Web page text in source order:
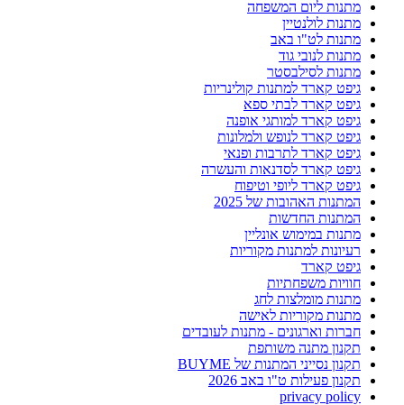
מתנות ליום המשפחה
מתנות לולנטיין
מתנות לט"ו באב
מתנות לנובי גוד
מתנות לסילבסטר
גיפט קארד למתנות קולינריות
גיפט קארד לבתי ספא
גיפט קארד למותגי אופנה
גיפט קארד לנופש ולמלונות
גיפט קארד לתרבות ופנאי
גיפט קארד לסדנאות והעשרה
גיפט קארד ליופי וטיפוח
המתנות האהובות של 2025
המתנות החדשות
מתנות במימוש אונליין
רעיונות למתנות מקוריות
גיפט קארד
חוויות משפחתיות
מתנות מומלצות לחג
מתנות מקוריות לאישה
חברות וארגונים - מתנות לעובדים
תקנון מתנה משותפת
תקנון נסייני המתנות של BUYME
תקנון פעילות ט"ו באב 2026
privacy policy